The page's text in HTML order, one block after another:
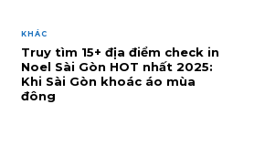
KHÁC
Truy tìm 15+ địa điểm check in
Noel Sài Gòn HOT nhất 2025:
Khi Sài Gòn khoác áo mùa
đông